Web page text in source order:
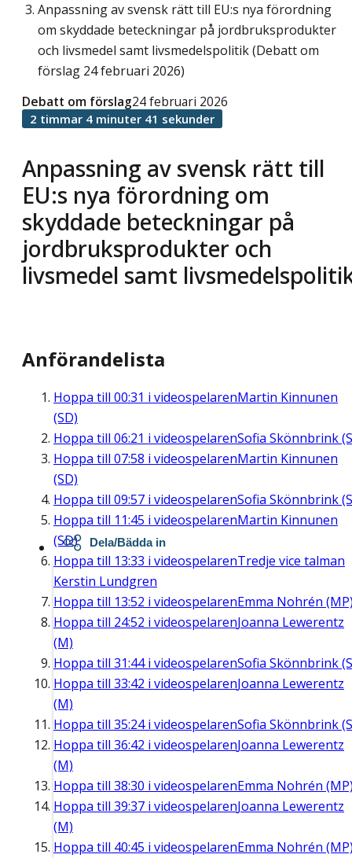
Anpassning av svensk rätt till EU:s nya förordning
om skyddade beteckningar på jordbruksprodukter
och livsmedel samt livsmedelspolitik (Debatt om
förslag 24 februari 2026)
Anpassning av svensk rätt till
EU:s nya förordning om
skyddade beteckningar på
jordbruksprodukter och
livsmedel samt
Debatt om förslag24 februari 2026
2 timmar 4 minuter 41 sekunder
Anförandelista
Hoppa till 00:31 i videospelarenMartin Kinnunen
(SD)
Hoppa till 06:21 i videospelarenSofia Skönnbrink
Hoppa till 07:58 i videospelarenMartin Kinnunen
(SD)
Hoppa till 09:57 i videospelarenSofia Skönnbrink
Hoppa till 11:45 i videospelarenMartin Kinnunen
(SD)
Hoppa till 13:33 i videospelarenTredje vice talman
Kerstin Lundgren
Hoppa till 13:52 i videospelarenEmma Nohrén
Hoppa till 24:52 i videospelarenJoanna Lewerentz
(M)
Hoppa till 31:44i videospelarenSofia Skönnbrink
Hoppa till 33:42 i videospelarenJoanna Lewerentz
(M)
Hoppa till 35:24i videospelarenSofia Skönnbrink
Hoppa till 36:42 i videospelarenJoanna Lewerentz
(M)
Hoppa till 38:30 i videospelarenEmma Nohrén
Hoppa till 39:37 i videospelarenJoanna Lewerentz
(M)
Hoppa till 40:45 i videospelarenEmma Nohrén
Dela/Bädda in